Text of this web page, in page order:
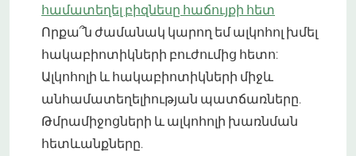
համատեղել բիզնեսը հաճույքի հետ
Որքա՞ն ժամանակ կարող եմ ալկոհոլ խմել
հակաբիոտիկների բուժումից հետո:
Ալկոհոլի և հակաբիոտիկների միջև
անհամատեղելիության պատճառները.
Թմրամիջոցների և ալկոհոլի խառնման
հետևանքները.